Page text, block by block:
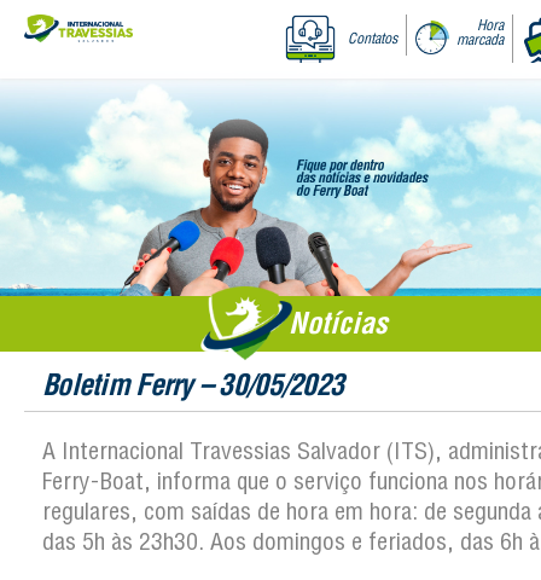
Contatos
Hora
marcada
Notícias
Boletim Ferry – 30/05/2023
A Internacional Travessias Salvador (ITS),
Ferry-Boat, informa que o serviço funciona nos
regulares, com saídas de hora em hora: de segunda
das 5h às 23h30. Aos domingos e feriados, das 6h